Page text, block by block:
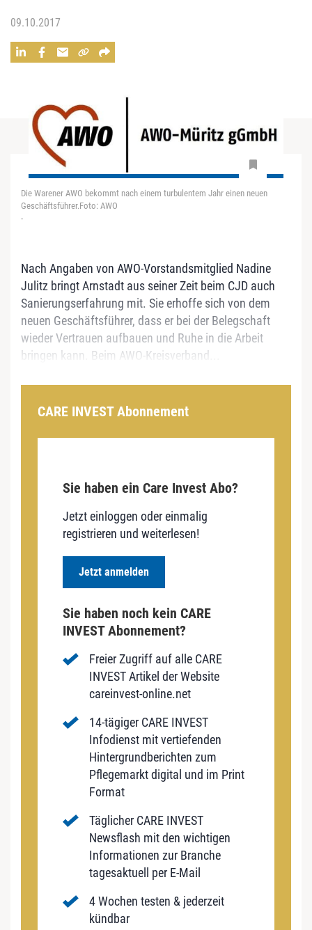
09.10.2017
Die Warener AWO bekommt nach einem turbulentem Jahr einen neuen
Geschäftsführer.Foto: AWO
-
Nach Angaben von AWO-Vorstandsmitglied Nadine
Julitz bringt Arnstadt aus seiner Zeit beim CJD auch
Sanierungserfahrung mit. Sie erhoffe sich von dem
neuen Geschäftsführer, dass er bei der Belegschaft
wieder Vertrauen aufbauen und Ruhe in die Arbeit
bringen kann. Beim AWO-Kreisverband...
CARE INVEST Abonnement
Sie haben ein Care Invest Abo?
Jetzt einloggen oder einmalig
registrieren und weiterlesen!
Jetzt anmelden
Sie haben noch kein CARE
INVEST Abonnement?
Freier Zugriff auf alle CARE
INVEST Artikel der Website
careinvest-online.net
14-tägiger CARE INVEST
Infodienst mit vertiefenden
Hintergrundberichten zum
Pflegemarkt digital und im Print
Format
Täglicher CARE INVEST
Newsflash mit den wichtigen
Informationen zur Branche
tagesaktuell per E-Mail
4 Wochen testen & jederzeit
kündbar